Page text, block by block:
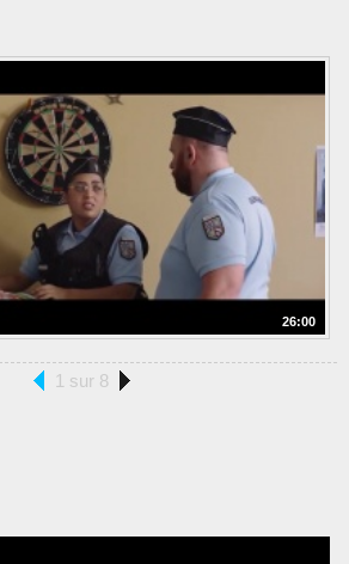
26:00
1 sur 8